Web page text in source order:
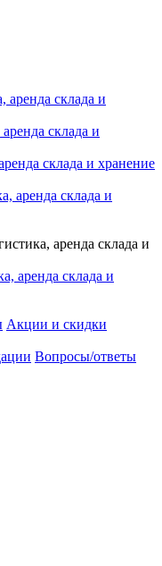
Акции и скидки
Вопросы/ответы